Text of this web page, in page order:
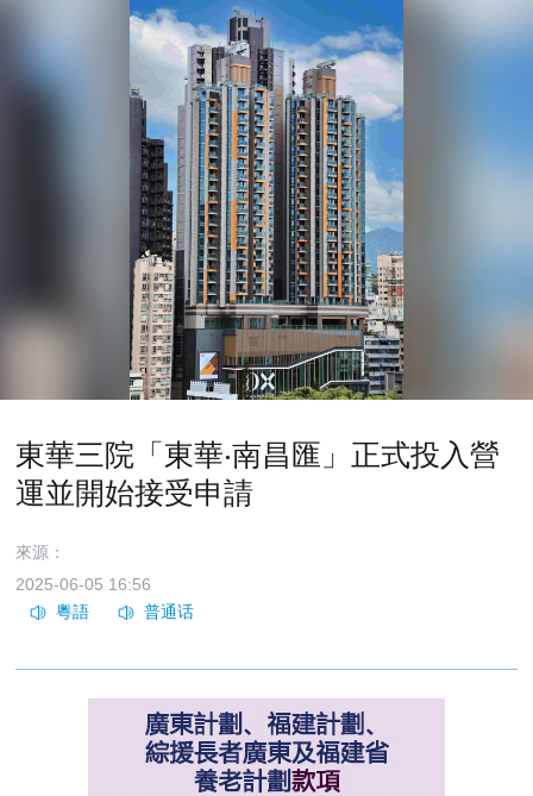
東華三院「東華‧南昌匯」正式投入營
運並開始接受申請
來源：
2025-06-05 16:56